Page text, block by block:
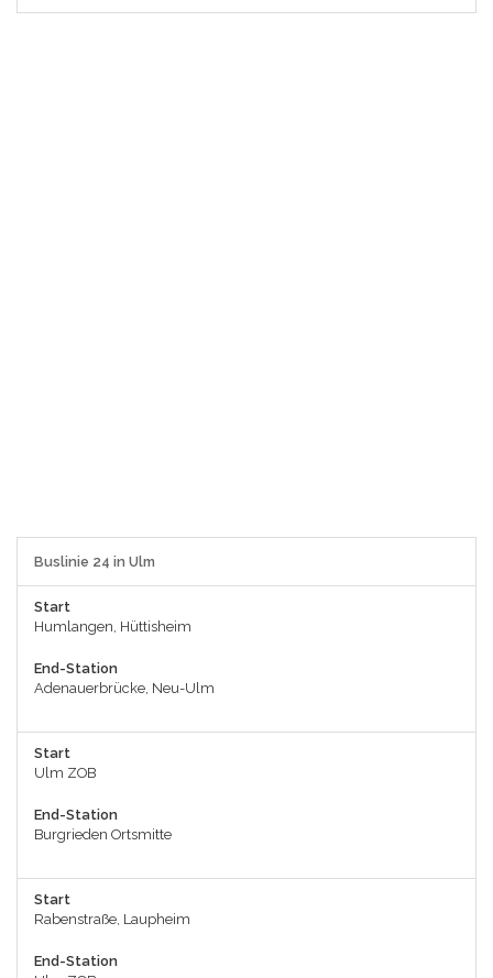
Buslinie 24 in Ulm
Start
Humlangen, Hüttisheim
End-Station
Adenauerbrücke, Neu-Ulm
Start
Ulm ZOB
End-Station
Burgrieden Ortsmitte
Start
Rabenstraße, Laupheim
End-Station